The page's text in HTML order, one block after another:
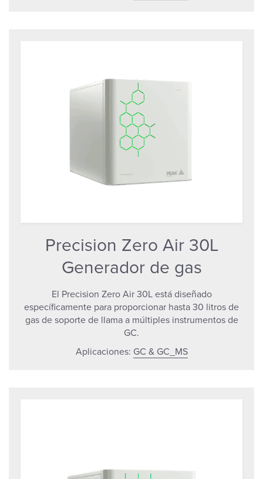
Precision Zero Air 30L
Generador de gas
El Precision Zero Air 30L está diseñado
específicamente para proporcionar hasta 30 litros de
gas de soporte de llama a múltiples instrumentos de
GC.
Aplicaciones: GC & GC_MS